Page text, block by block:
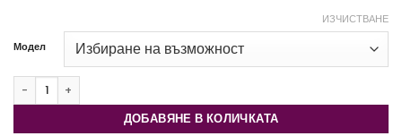
Модел
ИЗЧИСТВАНЕ
количество за Декоративен Коледен венец Бор 50см
ДОБАВЯНЕ В КОЛИЧКАТА